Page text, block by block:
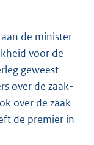
de minister-
voor de
geweest
over de zaak-
over de zaak-
de premier in